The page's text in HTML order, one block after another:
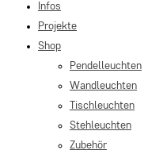
Infos
Projekte
Shop
Pendelleuchten
Wandleuchten
Tischleuchten
Stehleuchten
Zubehör